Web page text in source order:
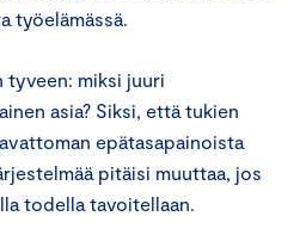
työelämässä.
tyveen: miksi juuri
asia? Siksi, että tukien
epätasapainoista
pitäisi muuttaa, jos
todella tavoitellaan.